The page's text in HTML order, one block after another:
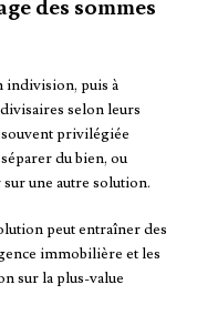
des sommes
indivision, puis à
selon leurs
privilégiée
du bien, ou
une autre solution.
peut entraîner des
immobilière et les
sur la plus-value